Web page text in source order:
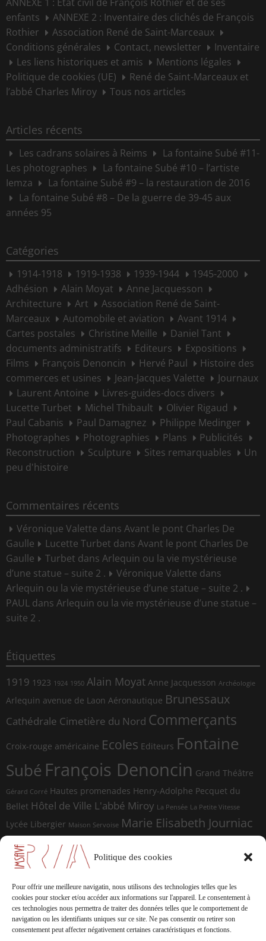
Politique des cookies
Pour offrir une meilleure navigatin, nous utilisons des technologies telles que les
cookies pour stocker et/ou accéder aux informations sur l'appareil. Le consentement à
ces technologies nous permettra de traiter des données telles que le comportement de
navigation ou les identifiants uniques sur ce site. Ne pas consentir ou retirer son
consentement peut affecter négativement certaines caractéristiques et fonctions.
ANNEXE 1 : Etat civil de François Rothier et de ses
enfants
ANNEXE 2 : Inventaire des clichés de François
Rothier
Association René de Saint-Marceaux
Conditions générales
Contact, newsletter
Inventaire
Les liens historiques et amis
Mentions légales
Politique de cookies (UE)
René de Saint-Marceaux et
l’abbé Charles Miroy
Tous nos articles
Articles récents
Les cadrans solaires à Reims
La fontaine Subé #11-
Les photographes
La fontaine Subé #10 – l’artiste
Iemza
La fontaine Subé #9 – la restauration de 2016
La fontaine Subé #8 – De la guerre de 39-45 aux
années 95
Catégories
1914-1918 1919-1938 1939-1944
1945-2000
Adhésion
Alain Moyat
Anne Jacquesson
Architecture
Art
Association René de Saint-
Marceaux
Automobile et aviation
Avant 1914
Cartes postales
Christine Meille
Daniel Tant
documents administratifs
Editeurs
Expositions
Films
François Denoncin Hervé Paul
Histoire des
commerces et usines
Jean-Jacques Valette
Journaux
Laurent Antoine
Livres-guides-docs divers
Lucette Turbet
Michel Thibault
Olivier Rigaud
Paul Cabanis
Paul Damagnez
Philippe Medinger
Photographes
Photographies Plans
Publicités
Reconstruction
Sculpture Sites remarquables
Un
peu d'histoire
Commentaires récents
Véronique Valette dans Avant le pont Charles De
Gaulle
Lucette Turbet dans Avant le pont Charles De
Gaulle
Turbet dans Arlequin ou la vie mystérieuse
d’une statue – suite 2 .
Véronique Valette dans
Arlequin ou la vie mystérieuse d’une statue – suite 2 .
PAUL dans Arlequin ou la vie mystérieuse d’une statue –
suite 2 .
Étiquettes
1919 1923 1924 1950 Alain Moyat Anne Jacquesson Archéologie
Arlequin avenue de Laon Aéronautique Brunessaux
Cathédrale Cimetière du Nord Commerçants
Croix-rouge américaine Ecoles Editeurs Fontaine
Subé François Denoncin Grand Théâtre
Gérard Corré Hautes promenades Henry-Adolphe Pecquet du
Bellet Hôtel de Ville L'abbé Miroy La Pensée La Petite Vitesse
Lycée Libergier Maison Servoise Marie Elisabeth Journiac
Marie Elisabeth Journiac Audigou
Photographes Place d'Erlon place du Forum
Rue de la
Magdeleine
Rue de Soissons Rue de Vesle Rue du Temple
Saint-MarceauxsculpturesThomas
Geffrelot théâtre Tranchées